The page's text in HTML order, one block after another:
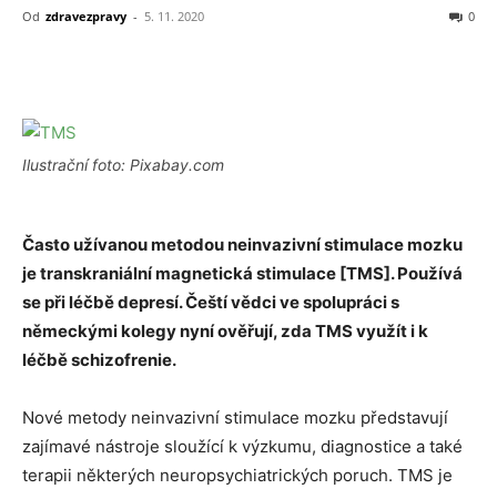
Od zdravezpravy - 5. 11. 2020 0
Ilustrační foto: Pixabay.com
Často užívanou metodou neinvazivní stimulace mozku
je transkraniální magnetická stimulace [TMS]. Používá
se při léčbě depresí. Čeští vědci ve spolupráci s
německými kolegy nyní ověřují, zda TMS využít i k
léčbě schizofrenie.
Nové metody neinvazivní stimulace mozku představují
zajímavé nástroje sloužící k výzkumu, diagnostice a také
terapii některých neuropsychiatrických poruch. TMS je